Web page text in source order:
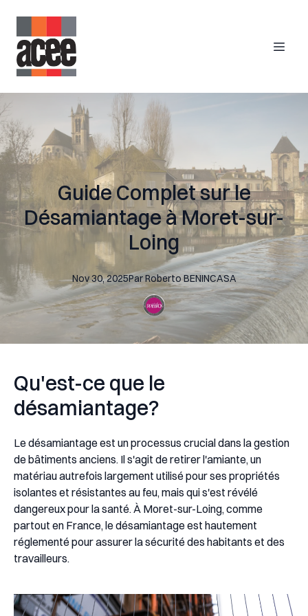
Guide Complet sur le
Désamiantage à Moret-sur-
Loing
Nov 30, 2025ParRobertoBENINCASA
Qu'est-ce que le
désamiantage?
Le désamiantage est un processus crucial dans la gestion
de bâtiments anciens. Il s'agit de retirer l'amiante, un
matériau autrefois largement utilisé pour ses propriétés
isolantes et résistantes au feu, mais qui s'est révélé
dangereux pour la santé. À Moret-sur-Loing, comme
partout en France, le désamiantage est hautement
réglementé pour assurer la sécurité des habitants et des
travailleurs.